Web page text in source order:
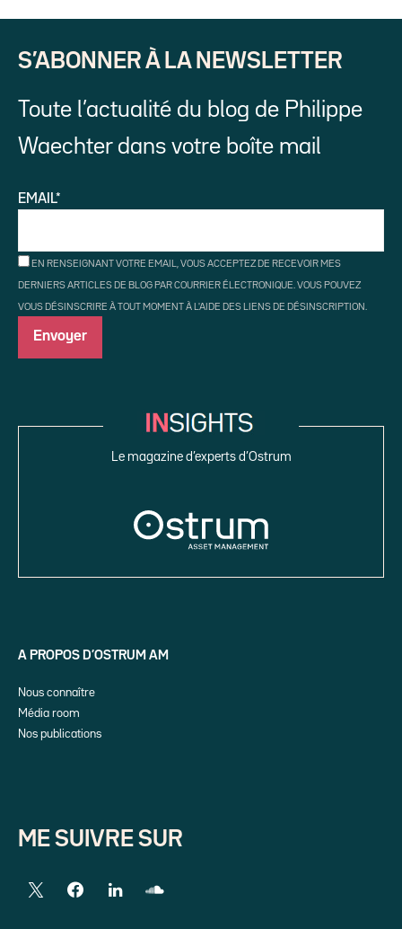
S’ABONNER À LA NEWSLETTER
Toute l’actualité du blog de Philippe
Waechter dans votre boîte mail
EMAIL*
EN RENSEIGNANT VOTRE EMAIL, VOUS ACCEPTEZ DE RECEVOIR MES
DERNIERS ARTICLES DE BLOG PAR COURRIER ÉLECTRONIQUE. VOUS POUVEZ
VOUS DÉSINSCRIRE À TOUT MOMENT À L'AIDE DES LIENS DE DÉSINSCRIPTION.
Le magazine d’experts d’Ostrum
A PROPOS D’OSTRUM AM
Nous connaître
Média room
Nos publications
ME SUIVRE SUR